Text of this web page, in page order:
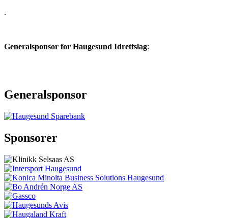
.
Generalsponsor for Haugesund Idrettslag:
Generalsponsor
Sponsorer